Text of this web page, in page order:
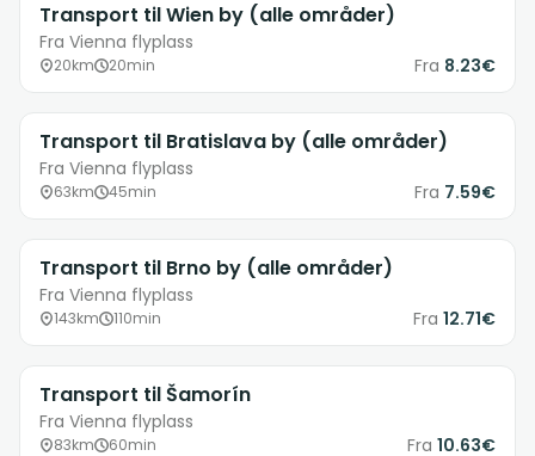
Transport til Wien by (alle områder)
Fra Vienna flyplass
20km 20min Fra 8.23€
Transport til Bratislava by (alle områder)
Fra Vienna flyplass
63km 45min Fra 7.59€
Transport til Brno by (alle områder)
Fra Vienna flyplass
143km 110min Fra 12.71€
Transport til Šamorín
Fra Vienna flyplass
83km 60min Fra 10.63€